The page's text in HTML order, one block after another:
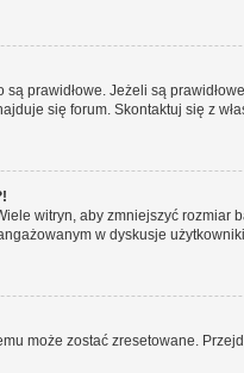
prawidłowe. Jeżeli są
się forum. Skontaktuj się z
witryn, aby zmniejszyć
w dyskusje
może zostać zresetowane.